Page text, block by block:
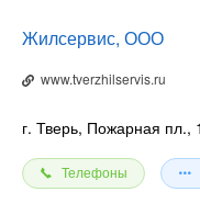
Жилсервис, ООО
www.tverzhilservis.ru
г. Тверь, Пожарная пл., 1
Телефоны